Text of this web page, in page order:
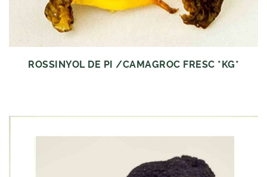
ROSSINYOL DE PI /CAMAGROC FRESC *KG*